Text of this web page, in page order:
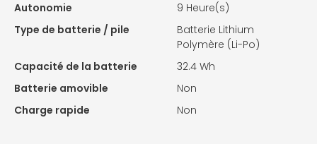
Autonomie
9 Heure(s)
Type de batterie / pile
Batterie Lithium
Polymère (Li-Po)
Capacité de la batterie
32.4 Wh
Batterie amovible
Non
Charge rapide
Non